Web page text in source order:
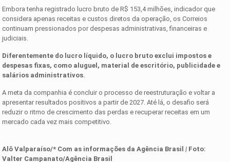
Embora tenha registrado lucro bruto de R$ 153,4 milhões, indicador que
considera apenas receitas e custos diretos da operação, os Correios
continuam pressionados por despesas administrativas, financeiras e
judiciais.
Diferentemente do lucro líquido, o lucro bruto exclui impostos e
despesas fixas, como aluguel, material de escritório, publicidade e
salários administrativos.
A meta da companhia é concluir o processo de reestruturação e voltar a
apresentar resultados positivos a partir de 2027. Até lá, o desafio será
reduzir o ritmo de crescimento das perdas e recuperar receitas em um
mercado cada vez mais competitivo.
Alô Valparaíso/* Com as informações d aAgência Brasil | Foto:
Valter Campanato/Agência Brasil